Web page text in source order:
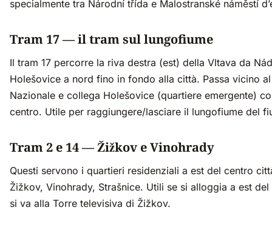
specialmente tra Národní třída e Malostranské náměstí
Tram 17 — il tram sul lungofiume
Il tram 17 percorre la riva destra (est) della Vltava da
Holešovice a nord fino in fondo alla città. Passa vicino
Nazionale e collega Holešovice (quartiere emergente)
centro. Utile per raggiungere/lasciare il lungofiume del
Tram 2 e 14 — Žižkov e Vinohrady
Questi servono i quartieri residenziali a est del centro
Žižkov, Vinohrady, Strašnice. Utili se si alloggia a est
si va alla Torre televisiva di Žižkov.